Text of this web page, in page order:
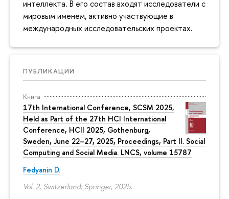
интеллекта. В его состав входят исследователи с
мировым именем, активно участвующие в
международных исследовательских проектах.
ПУБЛИКАЦИИ
Книга
17th International Conference, SCSM 2025,
Held as Part of the 27th HCI International
Conference, HCII 2025, Gothenburg,
Sweden, June 22–27, 2025, Proceedings, Part II. Social
Computing and Social Media. LNCS, volume 15787
Fedyanin D.
Vol. 2. Switzerland: Springer, 2025.